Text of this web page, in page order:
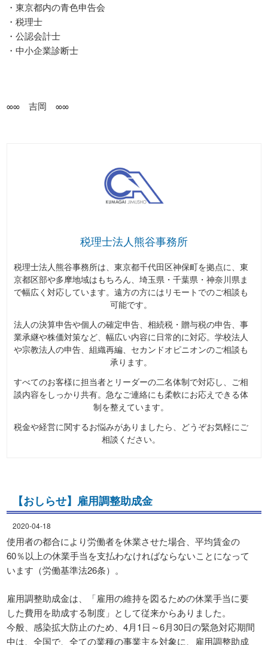
・東京都内の青色申告会
・税理士
・公認会計士
・中小企業診断士
∞∞ 吉岡 ∞∞
税理士法人熊谷事務所
税理士法人熊谷事務所は、東京都千代田区神保町を拠点に、東
京都区部や多摩地域はもちろん、埼玉県・千葉県・神奈川県ま
で幅広く対応しています。遠方の方にはリモートでのご相談も
可能です。
法人の決算申告や個人の確定申告、相続税・贈与税の申告、事
業承継や株価対策など、幅広い内容に日常的に対応。学校法人
や宗教法人の申告、組織再編、セカンドオピニオンのご相談も
承ります。
すべてのお客様に担当者とリーダーの二名体制で対応し、ご相
談内容をしっかり共有。急なご連絡にも柔軟にお応えできる体
制を整えています。
税金や経営に関するお悩みがありましたら、どうぞお気軽にご
相談ください。
【おしらせ】雇用調整助成金
2020-04-18
使用者の都合により労働者を休業させた場合、平均賃金の
60％以上の休業手当を支払わなければならないことになって
います（労働基準法26条）。
雇用調整助成金は、「雇用の維持を図るための休業手当に要
した費用を助成する制度」として従来からありました。
今般、感染拡大防止のため、4月1日～6月30日の緊急対応期間
中は、全国で、全ての業種の事業主を対象に、雇用調整助成